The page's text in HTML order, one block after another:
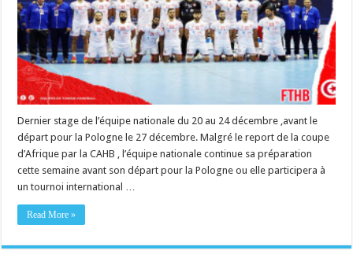
Dernier stage de l’équipe nationale du 20 au 24 décembre ,avant le
départ pour la Pologne le 27 décembre. Malgré le report de la coupe
d’Afrique par la CAHB , l’équipe nationale continue sa préparation
cette semaine avant son départ pour la Pologne ou elle participera à
un tournoi international …
Read More »